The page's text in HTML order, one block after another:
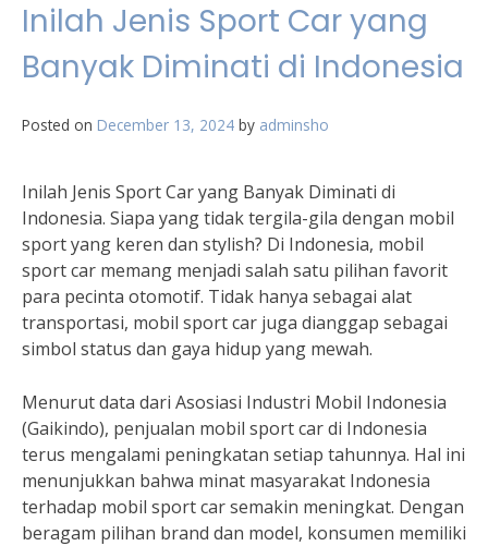
Inilah Jenis Sport Car yang
Banyak Diminati di Indonesia
Posted on December 13, 2024 by adminsho
Inilah Jenis Sport Car yang Banyak Diminati di
Indonesia. Siapa yang tidak tergila-gila dengan mobil
sport yang keren dan stylish? Di Indonesia, mobil
sport car memang menjadi salah satu pilihan favorit
para pecinta otomotif. Tidak hanya sebagai alat
transportasi, mobil sport car juga dianggap sebagai
simbol status dan gaya hidup yang mewah.
Menurut data dari Asosiasi Industri Mobil Indonesia
(Gaikindo), penjualan mobil sport car di Indonesia
terus mengalami peningkatan setiap tahunnya. Hal ini
menunjukkan bahwa minat masyarakat Indonesia
terhadap mobil sport car semakin meningkat. Dengan
beragam pilihan brand dan model, konsumen memiliki